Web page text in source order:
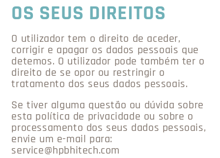
OS SEUS DIREITOS
O utilizador tem o direito de aceder,
corrigir e apagar os dados pessoais que
detemos. O utilizador pode também ter o
direito de se opor ou restringir o
tratamento dos seus dados pessoais.
Se tiver alguma questão ou dúvida sobre
esta política de privacidade ou sobre o
processamento dos seus dados pessoais,
envie um e-mail para:
service@hpbhitech.com